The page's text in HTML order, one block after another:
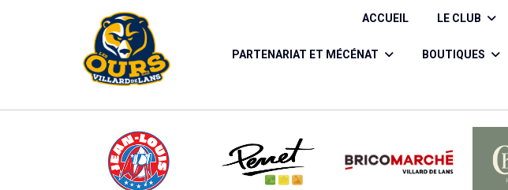
ACCUEIL LE CLUB
PARTENARIAT ET MÉCÉNAT BOUTIQUES
Panneau de gestion des cookies